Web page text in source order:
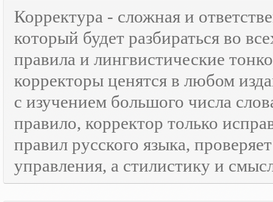
Корректура - сложная и
который будет разбираться во
правила и лингвистические
корректоры ценятся в любом
с изучением большого числа
правило, корректор только
правил русского языка,
управления, а стилистику и